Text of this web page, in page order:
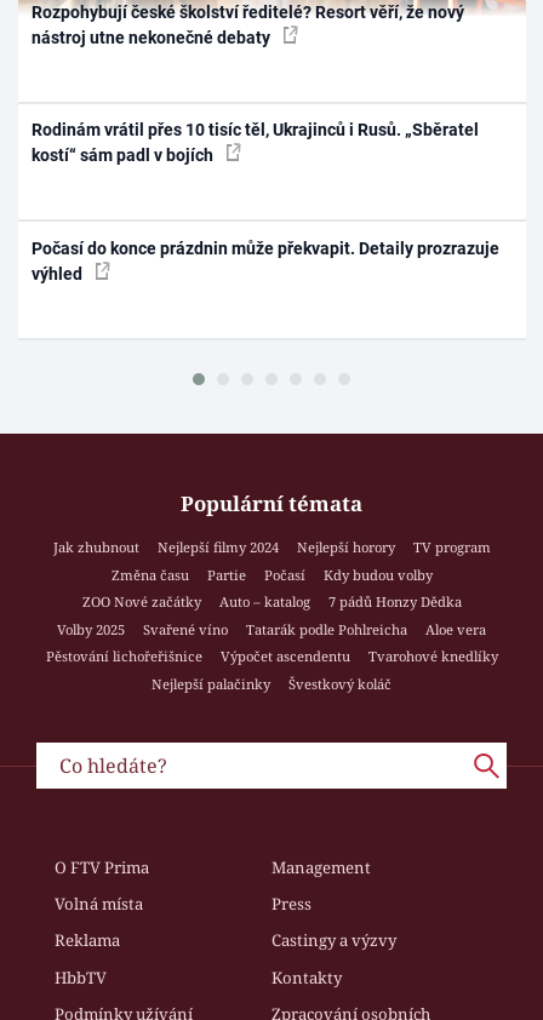
Rozpohybují české školství ředitelé? Resort věří, že nový
nástroj utne nekonečné debaty
Rodinám vrátil přes 10 tisíc těl, Ukrajinců i Rusů. „Sběratel
kostí“ sám padl v bojích
Počasí do konce prázdnin může překvapit. Detaily prozrazuje
výhled
Populární témata
Jak zhubnout Nejlepší filmy 2024 Nejlepší horory
TV program
Změna času
Partie Počasí
Kdy budou volby
ZOO Nové začátky
Auto – katalog
7 pádů Honzy Dědka
Volby 2025
Svařené víno Tatarák podle Pohlreicha
Aloe vera
Pěstování lichořeřišnice
Výpočet ascendentu
Tvarohové knedlíky
Nejlepší palačinky
Švestkový koláč
O FTV Prima
Management
Volná místa
Press
Reklama
Castingy a výzvy
HbbTV
Kontakty
Podmínky užívání
Zpracování osobních